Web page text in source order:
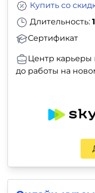
Длительность:
Сертификат
Купить со
Центр карьеры
до работы на